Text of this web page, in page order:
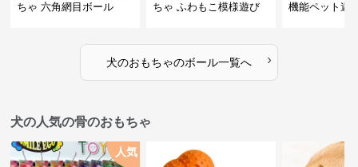
ちゃ 六角網目ボール
ちゃ ふわもこ模様遊び
機能ペット遊
犬のおもちゃのボール一覧へ ›
犬の人気の骨のおもちゃ
人気